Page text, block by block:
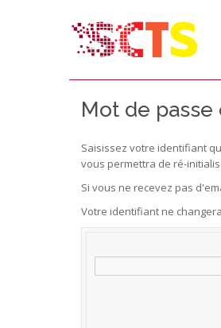
Mot de passe
Saisissez votre identifiant
vous permettra de ré-
Si vous ne recevez pas
Votre identifiant ne